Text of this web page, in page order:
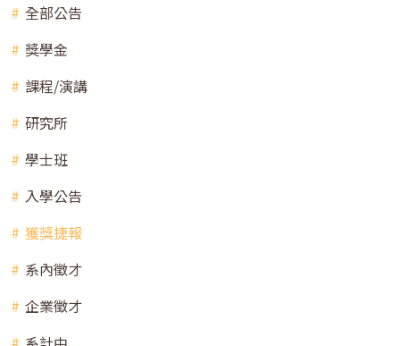
全部公告
獎學金
課程/演講
研究所
學士班
入學公告
獲獎捷報
系內徵才
企業徵才